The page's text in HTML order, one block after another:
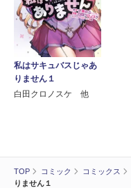
TOP コミック コミックス
りません１
私はサキュバスじゃあ
りません１
白田クロノスケ 他